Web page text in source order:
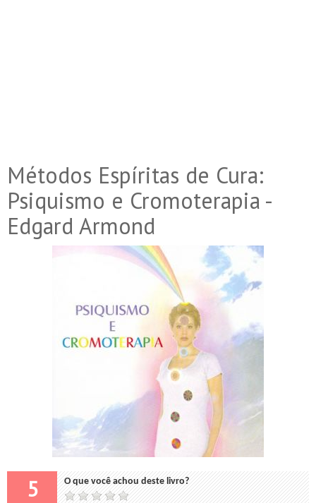
Métodos Espíritas de Cura:
Psiquismo e Cromoterapia -
Edgard Armond
5 O que você achou deste livro?